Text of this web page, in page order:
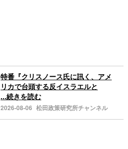
特番『クリスノース氏に訊く、アメ
リカで台頭する反イスラエルと
...続きを読む
2026-08-06 松田政策研究所チャンネル